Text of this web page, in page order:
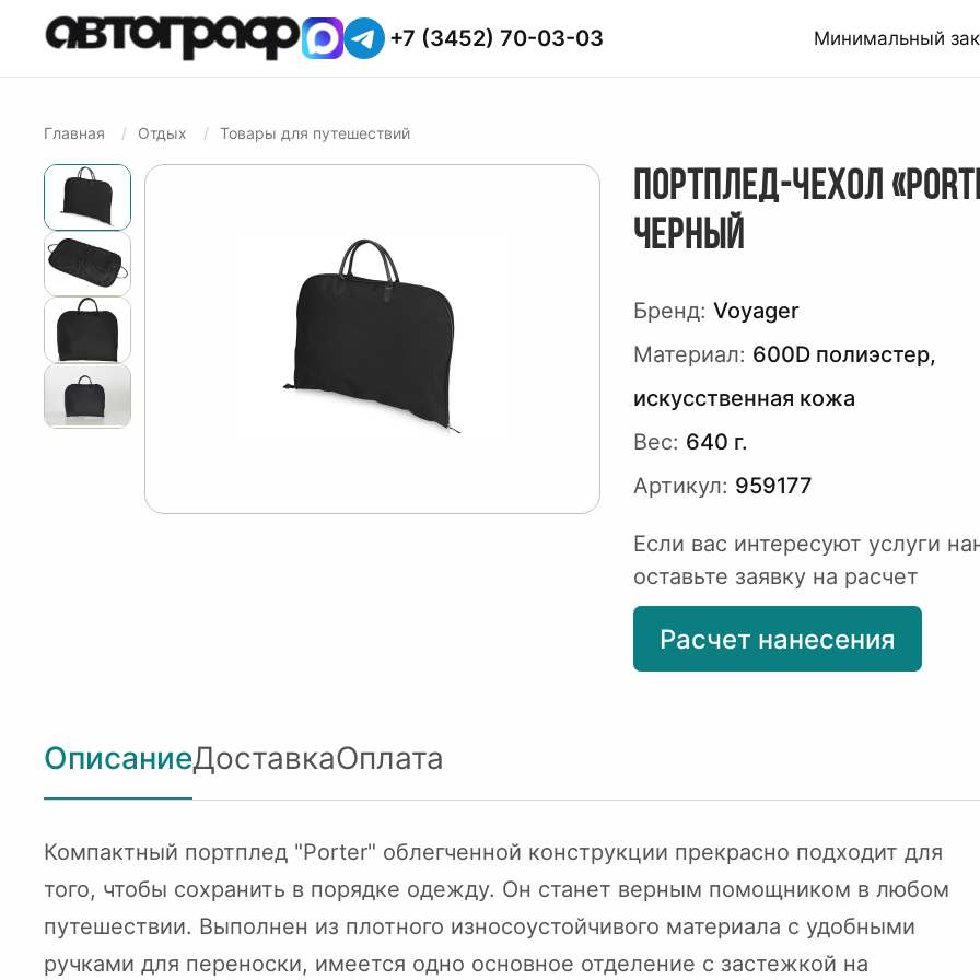
+7 (3452) 70-03-03 Минимальный
Главная Отдых Товары для путешествий
ПОРТПЛЕД-ЧЕХОЛ
ЧЕРНЫЙ
Бренд: Voyager
Материал: 600D полиэстер,
искусственная кожа
Вес: 640 г.
Артикул: 959177
Если вас интересуют услуги
оставьте заявку на расчет
Расчет нанесения
ОписаниеДоставкаОплата
Компактный портплед "Porter" облегченной конструкции прекрасно подходит для
того, чтобы сохранить в порядке одежду. Он станет верным помощником в любом
путешествии. Выполнен из плотного износоустойчивого материала с удобными
ручками для переноски, имеется одно основное отделение с застежкой на